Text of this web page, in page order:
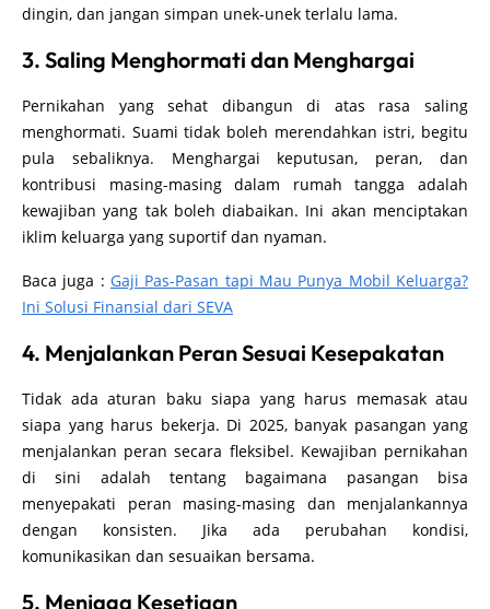
dingin, dan jangan simpan unek-unek terlalu lama.
3. Saling Menghormati dan Menghargai
Pernikahan yang sehat dibangun di atas rasa saling
menghormati. Suami tidak boleh merendahkan istri, begitu
pula sebaliknya. Menghargai keputusan, peran, dan
kontribusi masing-masing dalam rumah tangga adalah
kewajiban yang tak boleh diabaikan. Ini akan menciptakan
iklim keluarga yang suportif dan nyaman.
Baca juga : Gaji Pas-Pasan tapi Mau Punya Mobil Keluarga?
Ini Solusi Finansial dari SEVA
4. Menjalankan Peran Sesuai Kesepakatan
Tidak ada aturan baku siapa yang harus memasak atau
siapa yang harus bekerja. Di 2025, banyak pasangan yang
menjalankan peran secara fleksibel. Kewajiban pernikahan
di sini adalah tentang bagaimana pasangan bisa
menyepakati peran masing-masing dan menjalankannya
dengan konsisten. Jika ada perubahan kondisi,
komunikasikan dan sesuaikan bersama.
5. Menjaga Kesetiaan